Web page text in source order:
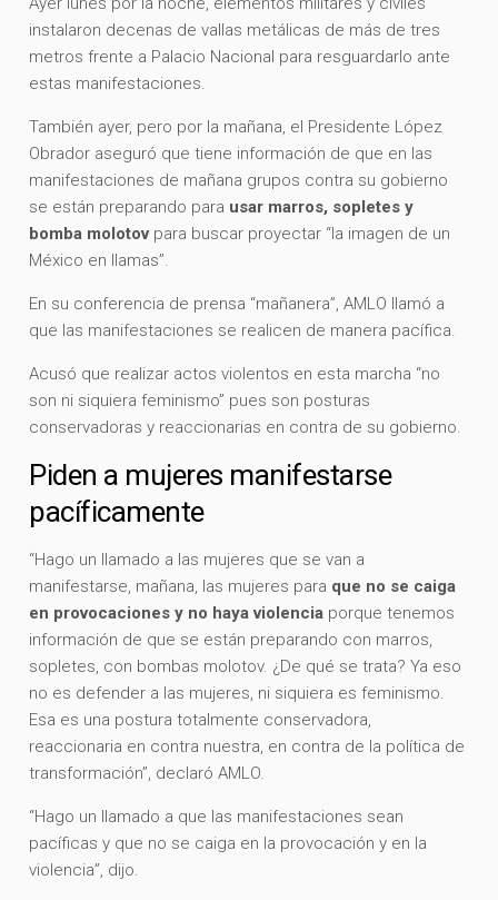
instalaron decenas de vallas metálicas de más de tres
metros frente a Palacio Nacional para resguardarlo ante
estas manifestaciones.
También ayer, pero por la mañana, el Presidente López
Obrador aseguró que tiene información de que en las
manifestaciones de mañana grupos contra su gobierno
se están preparando para usar marros, sopletes y
bomba molotovpara buscar proyectar “la imagen de un
México en llamas”.
En su conferencia de prensa “mañanera”, AMLO llamó a
que las manifestaciones se realicen de manera pacífica.
Acusó que realizar actos violentos en esta marcha “no
son ni siquiera feminismo” pues son posturas
conservadoras y reaccionarias en contra de su gobierno.
Piden a mujeres manifestarse
pacíficamente
“Hago un llamado a las mujeres que se van a
manifestarse, mañana, las mujeres para que no se caiga
en provocaciones y no haya violencia porque tenemos
información de que se están preparando con marros,
sopletes, con bombas molotov. ¿De qué se trata? Ya eso
no es defender a las mujeres, ni siquiera es feminismo.
Esa es una postura totalmente conservadora,
reaccionaria en contra nuestra, en contra de la política de
transformación”, declaró AMLO.
“Hago un llamado a que las manifestaciones sean
pacíficas y que no se caiga en la provocación y en la
violencia”, dijo.